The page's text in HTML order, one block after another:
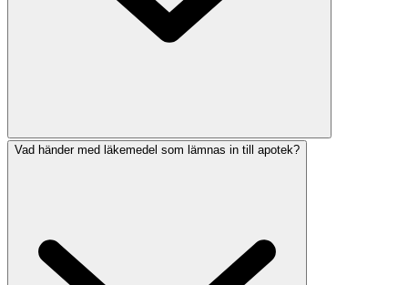
Vad händer med läkemedel som lämnas in till apotek?